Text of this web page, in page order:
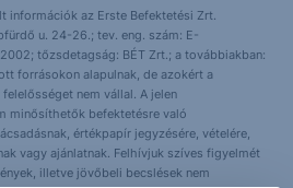
információk az Erste Befektetési Zrt.
u. 24-26.; tev. eng. szám: E-
tőzsdetagság: BÉT Zrt.; a továbbiakban:
forrásokon alapulnak, de azokért a
nem vállal. A jelen
minősíthetők befektetésre való
értékpapír jegyzésére, vételére,
vagy ajánlatnak. Felhívjuk szíves figyelmét
illetve jövőbeli becslések nem